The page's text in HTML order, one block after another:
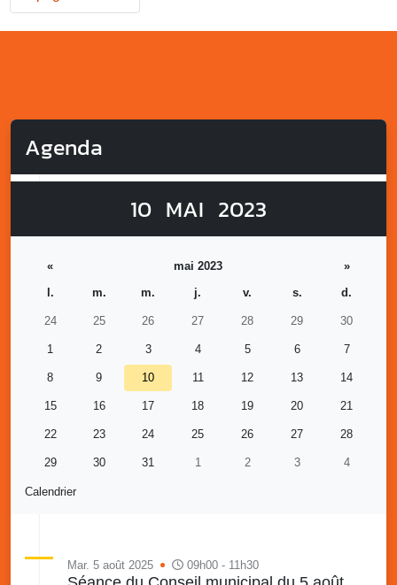
Agenda
10 MAI 2023
Calendrier
« mai 2023
»
l.
m. m. j. v. s. d.
24 25 26 27 28 29 30
1 2 3 4 5 6 7
8 9 10 11 12 13 14
15 16 17 18 19 20 21
22 23 24 25 26 27 28
29 30 31 1 2 3 4
Mar. 5 août 2025 09h00 - 11h30